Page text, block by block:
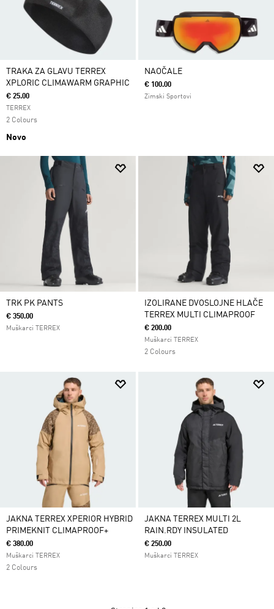
TRAKA ZA GLAVU TERREX
XPLORIC CLIMAWARM GRAPHIC
€ 25.00
TERREX
2 Colours
Novo
NAOČALE
€ 100.00
Zimski Sportovi
TRK PK PANTS
€ 350.00
Muškarci TERREX
IZOLIRANE DVOSLOJNE HLAČE
TERREX MULTI CLIMAPROOF
€ 200.00
Muškarci TERREX
2 Colours
JAKNA TERREX XPERIOR HYBRID
PRIMEKNIT CLIMAPROOF+
€ 380.00
Muškarci TERREX
2 Colours
JAKNA TERREX MULTI 2L
RAIN.RDY INSULATED
€ 250.00
Muškarci TERREX